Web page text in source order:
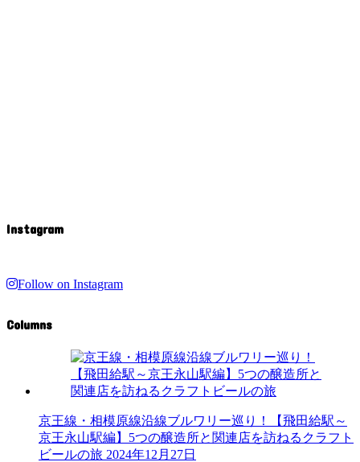
Instagram
Follow on Instagram
Columns
京王線・相模原線沿線ブルワリー巡り！【飛田給駅～
京王永山駅編】5つの醸造所と関連店を訪ねるクラフト
ビールの旅 2024年12月27日